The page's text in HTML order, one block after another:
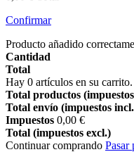
Confirmar
Producto añadido
Cantidad
Total
Hay 0 artículos en su carrito.
Total productos
Total envío (impuestos
Impuestos 0,00 €
Total (impuestos excl.)
Continuar comprando Pasar